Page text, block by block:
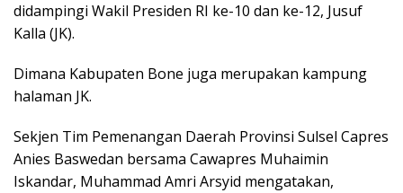
didampingi Wakil Presiden RI ke-10 dan ke-12, Jusuf
Kalla (JK).
Dimana Kabupaten Bone juga merupakan kampung
halaman JK.
Sekjen Tim Pemenangan Daerah Provinsi Sulsel Capres
Anies Baswedan bersama Cawapres Muhaimin
Iskandar, Muhammad Amri Arsyid mengatakan,